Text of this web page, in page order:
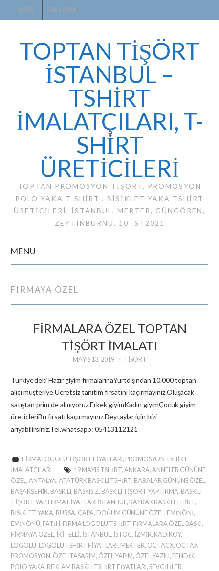
GIRIŞ İLETIŞIM
TOPTAN TİŞÖRT
İSTANBUL –
TSHIRT
IMALATÇILARI, T-
SHIRT
ÜRETICILERI
TOPTAN PROMOSYON TIŞÖRT, PROMOSYON
POLO YAKA T-SHIRT , BISIKLET YAKA TSHIRT
ÜRETICILERI, ISTANBUL, MERTER, GÜNGÖREN,
ZEYTINBURNU, 10TST2021
MENU
FIRMAYA ÖZEL
FİRMALARA ÖZEL TOPTAN
TİŞÖRT İMALATI
MAYIS 13, 2019 TISORT
Türkiye’deki Hazır giyim firmalarınaYurtdışından 10.000 toptan
alıcı müşteriye Ücretsiz tanıtım fırsatını kaçırmayınız.Oluşacak
satıştan prim de almıyoruz.Erkek giyimKadın giyimÇocuk giyim
üreticleriBu fırsatı kaçırmayınız.Deytaylar için bizi
arıyabilirsiniz.Tel.whatsapp: 05413112121
FIRMA LOGOLU TIŞÖRT FIYATLARI, PROMOSYON TSHIRT
IMALATÇILARI
19 MAYIS TSHIRT, ANKARA, ANNELER GÜNÜNE
ÖZEL,ANTALYA,ATATÜRK BASKILI TSHIRT, BABALAR GÜNÜNE ÖZEL,
BAŞAKŞEHIR, BASKILI, BASKISIZ, BASKILI TIŞÖRT YAPTIRMA, BASKILI
TIŞÖRT YAPTIRMA FIYATLARI ISTANBUL, BAYRAK BASKILI THIRT,
BİSİKLET YAKA, BURSA, ÇAPA, DOĞUM GÜNÜNE ÖZEL, EMINÖNI,
EMINÖNÜ, FATIH, FIRMA LOGOLU TSHIRT, FIRMALARA ÖZEL BASKI,
FIRMAYA ÖZEL, IKITELLI, ISTANBUL, İSTOC, İZMIR, KADIKÖY,
LOGOLU, LOGOLU TSHIRT FIYATLARI, MERTER, OCTACX, OCTAX
PROMOSYON, ÖZEL TASARIM, ÖZEL YAPIM, ÖZEL YAZILI, PENDIK,
POLO YAKA, REKLAM BASKILI TSHIRT FIYATLARI,SEVGILILER